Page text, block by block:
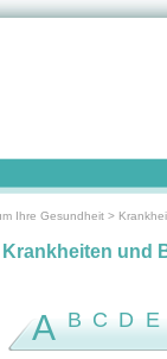
Ihre Gesundheit >
Krankheiten und
A B C D E